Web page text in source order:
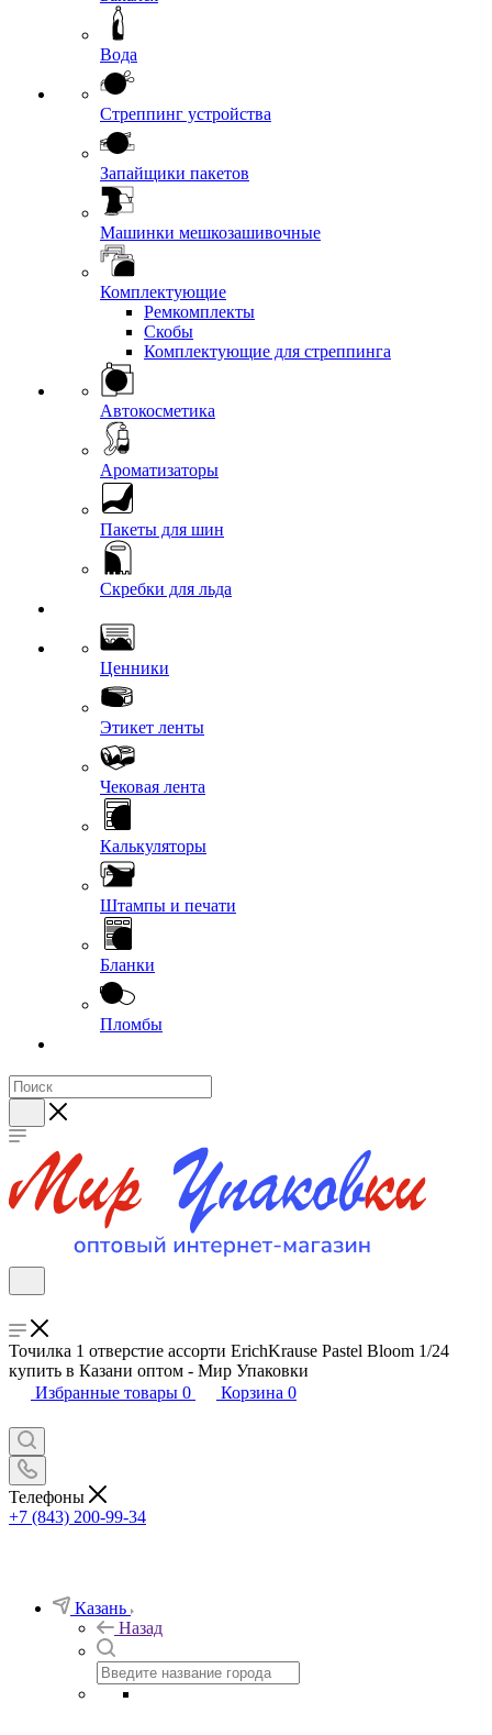
Вода
Стреппинг устройства
Запайщики пакетов
Машинки мешкозашивочные
Комплектующие
Ремкомплекты
Скобы
Комплектующие для стреппинга
Автокосметика
Ароматизаторы
Пакеты для шин
Скребки для льда
Ценники
Этикет ленты
Чековая лента
Калькуляторы
Штампы и печати
Бланки
Пломбы
Точилка 1 отверстие ассорти ErichKrause Pastel Bloom 1/24
купить в Казани оптом - Мир Упаковки
Избранные товары 0 Корзина 0
Телефоны
+7 (843) 200-99-34
Казань
Назад